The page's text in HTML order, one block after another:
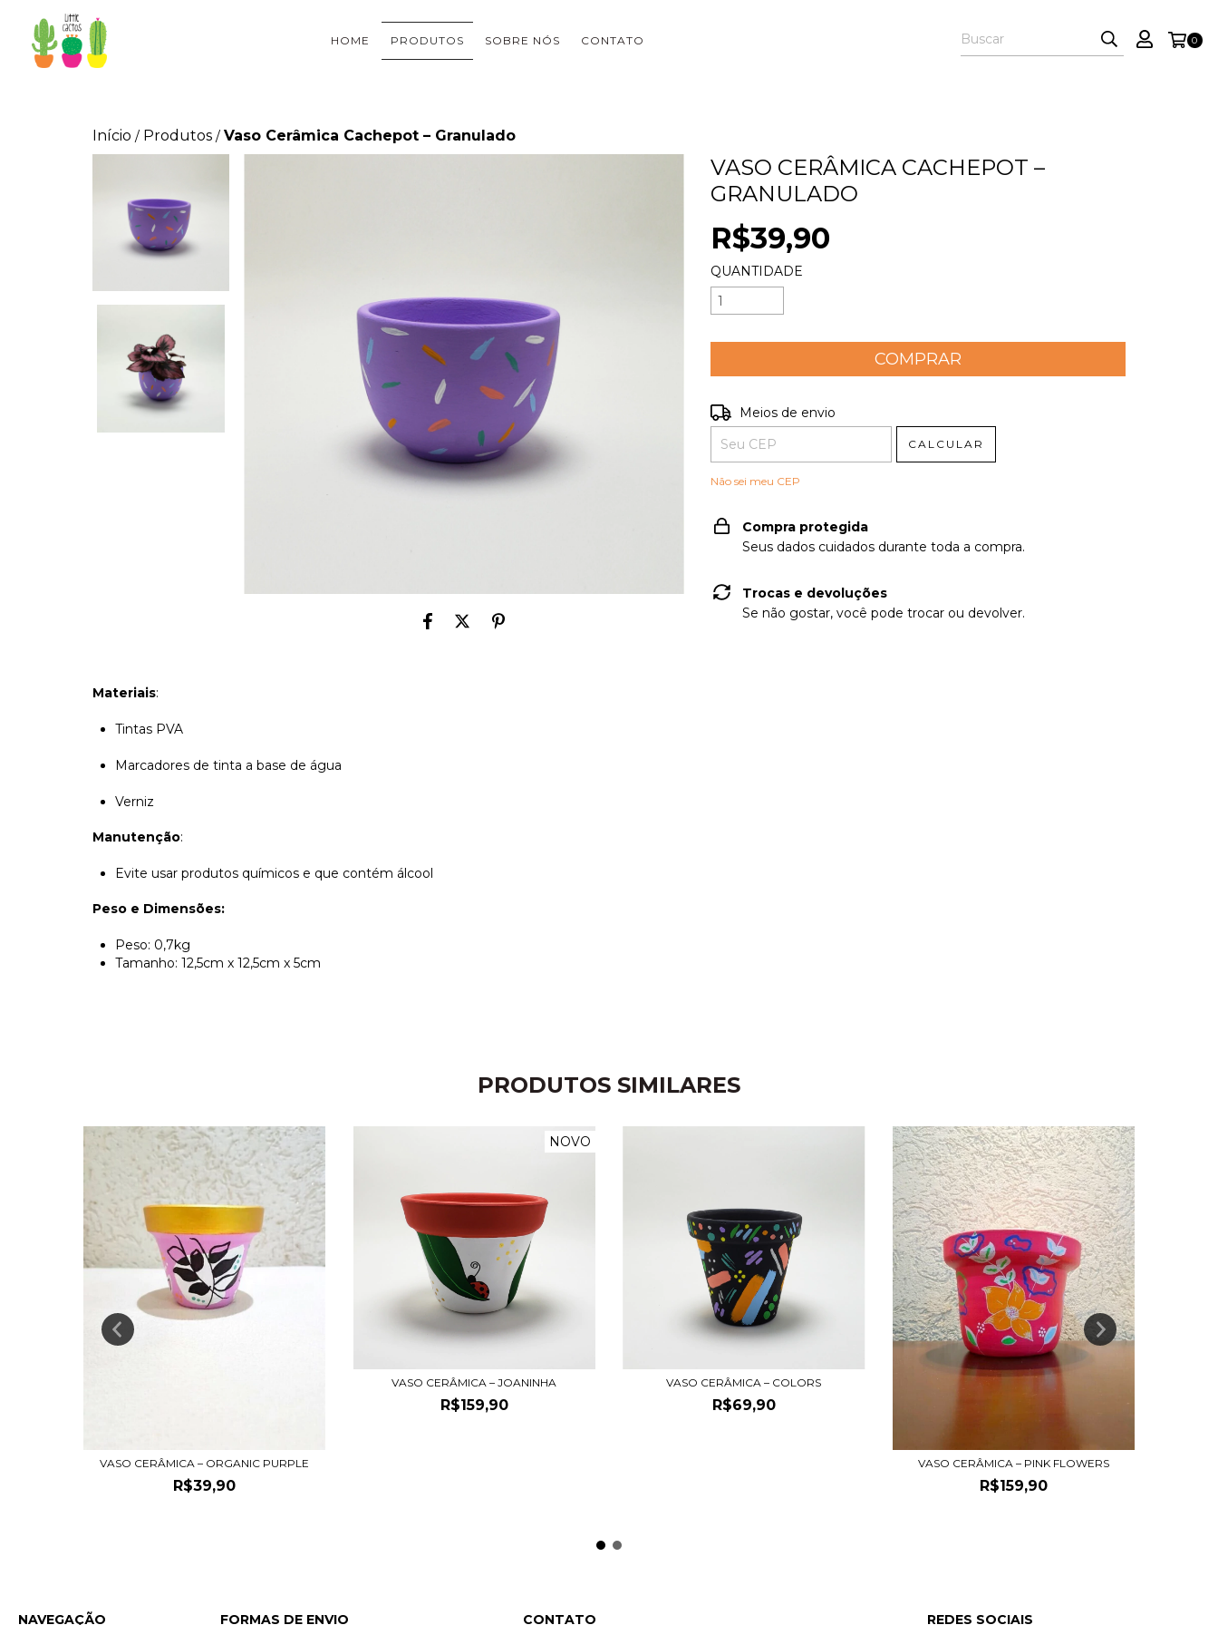
HOME PRODUTOS SOBRE NÓS CONTATO 0
Início / Produtos / Vaso Cerâmica Cachepot – Granulado
Materiais:
Tintas PVA
Marcadores de tinta a base de água
Verniz
Manutenção:
Evite usar produtos químicos e que contém álcool
Peso e Dimensões:
Peso: 0,7kg
Tamanho: 12,5cm x 12,5cm x 5cm
VASO CERÂMICA CACHEPOT –
GRANULADO
R$39,90
QUANTIDADE
Entregas para o CEP:
Meios de envio
CALCULAR
Não sei meu CEP
Compra protegida
Seus dados cuidados durante toda a compra.
Trocas e devoluções
Se não gostar, você pode trocar ou devolver.
PRODUTOS SIMILARES
VASO CERÂMICA – ORGANIC PURPLE
R$39,90
NOVO
VASO CERÂMICA – JOANINHA
R$159,90
VASO CERÂMICA – COLORS
R$69,90
VASO CERÂMICA – PINK FLOWERS
R$159,90
NAVEGAÇÃO FORMAS DE ENVIO CONTATO REDES SOCIAIS